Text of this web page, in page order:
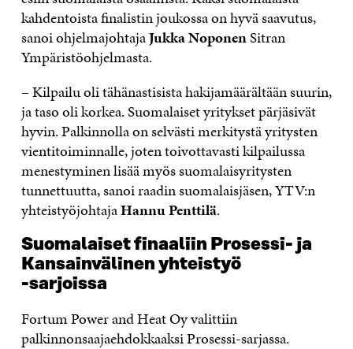
kahdentoista finalistin joukossa on hyvä saavutus,
sanoi ohjelmajohtajaJukka NoponenSitran
Ympäristöohjelmasta.
– Kilpailu oli tähänastisista hakijamäärältään suurin,
ja taso oli korkea. Suomalaiset yritykset pärjäsivät
hyvin. Palkinnolla on selvästi merkitystä yritysten
vientitoiminnalle, joten toivottavasti kilpailussa
menestyminen lisää myös suomalaisyritysten
tunnettuutta, sanoi raadin suomalaisjäsen, YTV:n
yhteistyöjohtajaHannu Penttilä.
Suomalaiset finaaliin Prosessi- ja
Kansainvälinen yhteistyö
-sarjoissa
Fortum Power and Heat Oy valittiin
palkinnonsaajaehdokkaaksi Prosessi-sarjassa.